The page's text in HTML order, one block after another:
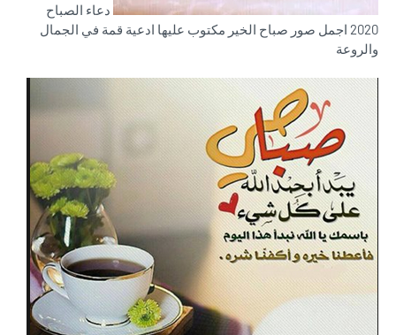
دعاء الصباح
2020 اجمل صور صباح الخير مكتوب عليها ادعية قمة في الجمال
والروعة